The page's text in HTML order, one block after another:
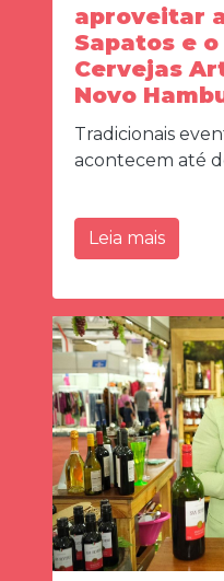
aproveitar
Sapatos e
Cervejas
Novo
Tradicionais
acontecem até
Leia mais